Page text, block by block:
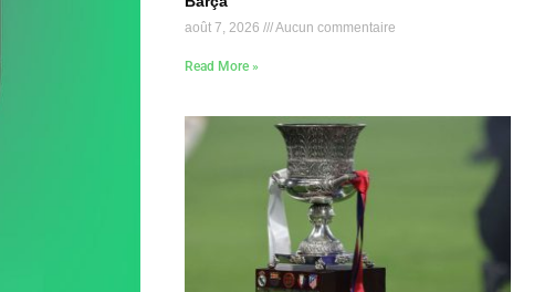
août 7, 2026 Aucun commentaire
Read More »